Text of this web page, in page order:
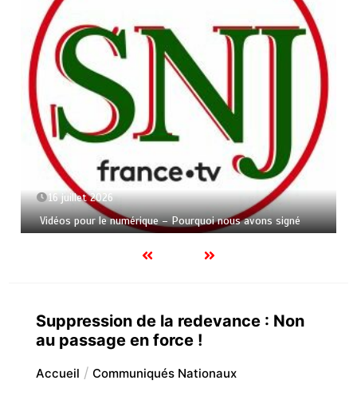
16 juillet 2026
Vidéos pour le numérique – Pourquoi nous avons signé
Suppression de la redevance : Non
au passage en force !
Accueil Communiqués Nationaux